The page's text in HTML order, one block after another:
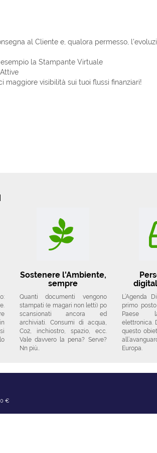
al Cliente e, qualora permesso,
la Stampante Virtuale
maggiore visibilità sui tuoi flussi finanziari!
Sostenere l'Ambiente,
sempre
Quanti documenti vengono
stampati (e magari non letti) po
scansionati ancora ed
archiviati. Consumi di acqua,
Co2, inchiostro, spazio, ecc.
Vale davvero la pena? Serve?
Nn più..
L’Agenda
primo
Paese
elettronica.
questo
Europa.
€